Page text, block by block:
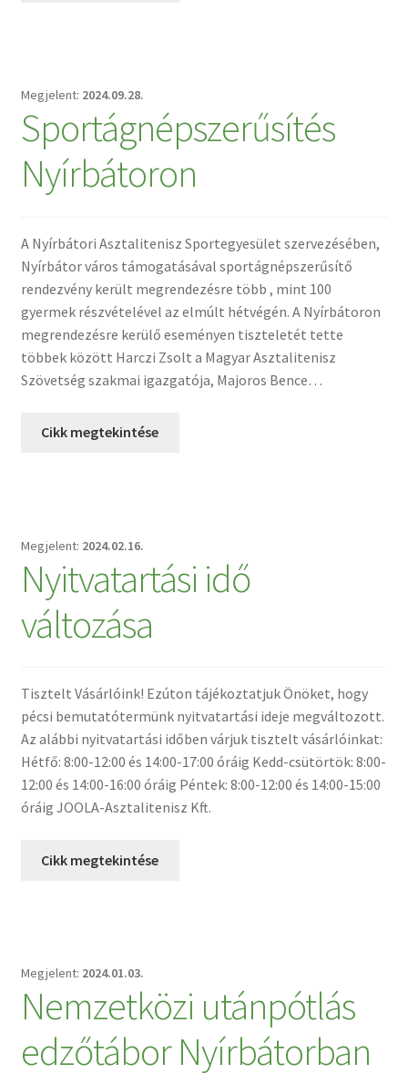
2024.09.28.
Sportágnépszerűsítés
Nyírbátoron
A Nyírbátori Asztalitenisz Sportegyesület szervezésében,
Nyírbátor város támogatásával sportágnépszerűsítő
rendezvény került megrendezésre több , mint 100
gyermek részvételével az elmúlt hétvégén. A Nyírbátoron
megrendezésre kerülő eseményen tiszteletét tette
többek között Harczi Zsolt a Magyar Asztalitenisz
Szövetség szakmai igazgatója, Majoros Bence…
Cikk megtekintése
2024.02.16.
Nyitvatartási idő
változása
Tisztelt Vásárlóink! Ezúton tájékoztatjuk Önöket, hogy
pécsi bemutatótermünk nyitvatartási ideje megváltozott.
Az alábbi nyitvatartási időben várjuk tisztelt vásárlóinkat:
Hétfő: 8:00-12:00 és 14:00-17:00 óráig Kedd-csütörtök: 8:00-
12:00 és 14:00-16:00 óráig Péntek: 8:00-12:00 és 14:00-15:00
óráig JOOLA-Asztalitenisz Kft.
Cikk megtekintése
2024.01.03.
Nemzetközi utánpótlás
edzőtábor Nyírbátorban